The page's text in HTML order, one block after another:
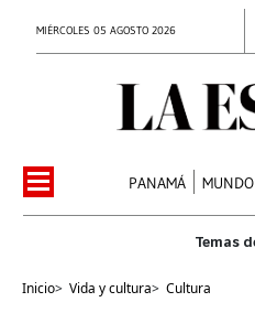
MIÉRCOLES 05 AGOSTO 2026
PANAMÁ MUNDO
Inicio> Vida y cultura> Cultura